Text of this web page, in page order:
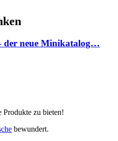
der neue Minikatalog…
Produkte zu bieten!
bewundert.